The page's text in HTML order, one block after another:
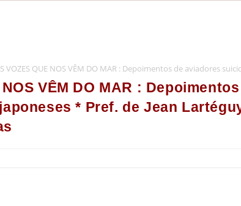
VOZES QUE NOS VÊM DO MAR : Depoimentos de aviadores
NOS VÊM DO MAR :
* Pref. de Jean